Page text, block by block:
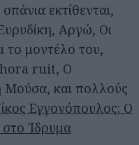
εκτίθενται,
Αργώ, Οι
το μοντέλο του,
hora ruit, Ο
και πολλούς
Εγγονόπουλος: Ο
Ίδρυμα